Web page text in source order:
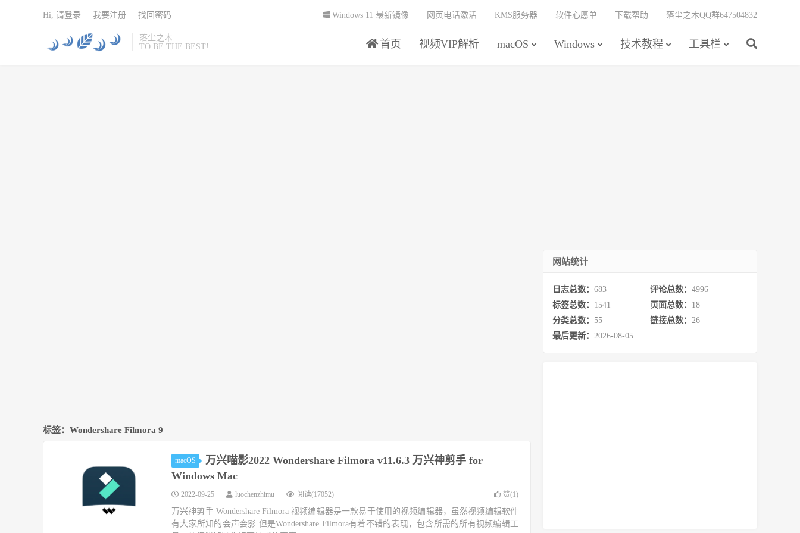
落尘之木
TO BE THE BEST!
首页 视频VIP解析 macOS Windows 技术教程 工具栏
Windows 11 最新镜像 网页电话激活 KMS服务器 软件心愿单 下载帮助 落尘之木QQ群647504832
Hi, 请登录 我要注册 找回密码
标签：Wondershare Filmora 9
macOS
万兴喵影2022 Wondershare Filmora v11.6.3 万兴神剪手 for
Windows Mac
2022-09-25 luochenzhimu 阅读(17052) 赞(1)
万兴神剪手 Wondershare Filmora 视频编辑器是一款易于使用的视频编辑器，虽然视频编辑软件
有大家所知的会声会影 但是Wondershare Filmora有着不错的表现，包含所需的所有视频编辑工
网站统计
日志总数： 683 评论总数： 4996
标签总数： 1541 页面总数： 18
分类总数： 55 链接总数： 26
最后更新： 2026-08-05